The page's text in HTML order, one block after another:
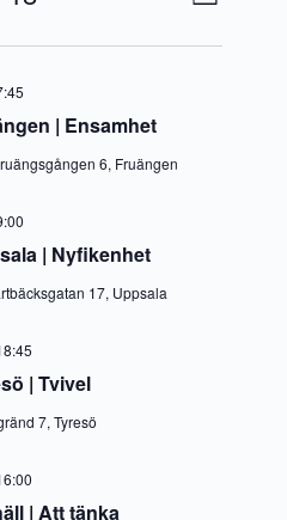
y
n
v
n
s
| Ensamhet
6, Fruängen
| Nyfikenhet
17, Uppsala
| Tvivel
7, Tyresö
| Att tänka